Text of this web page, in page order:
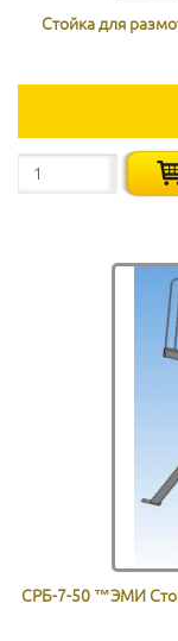
Стойка для
СРБ-7-50 ™ЭМИ